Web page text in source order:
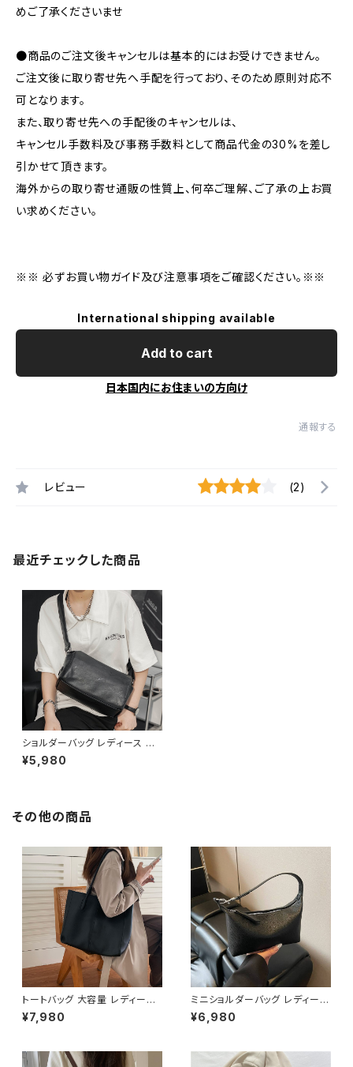
めご了承くださいませ
●商品のご注文後キャンセルは基本的にはお受けできません。
ご注文後に取り寄せ先へ手配を行っており、そのため原則対応不
可となります。
また、取り寄せ先への手配後のキャンセルは、
キャンセル手数料及び事務手数料として商品代金の30%を差し
引かせて頂きます。
海外からの取り寄せ通販の性質上、何卒ご理解、ご了承の上お買
い求めください。
※※ 必ずお買い物ガイド及び注意事項をご確認ください。※※
International shipping available
Add to cart
日本国内にお住まいの方向け
通報する
レビュー (2)
最近チェックした商品
ショルダーバッグ レディース ボ
ストンバッグ 春夏 秋冬 春 夏 秋
冬 黒 バッグ フェイクレザー マ
ラベル 旅行バック かばん シン
プル ママバッグ 大容量 大きめ
大学生 女の子 ホワイト ブラッ
ク カレッジコーデ カジュアル デ
イリー デート お出かけ K-B011
7
¥5,980
その他の商品
トートバッグ 大容量 レディース
フェイクレザー 無地 シンプル
バッグ A4対応 ママバッグ 通勤
¥7,980
ミニショルダーバッグ レディース
ワンショルダーバッグ 無地 シン
プル バッグ 斜めがけ 大人可愛
¥6,980